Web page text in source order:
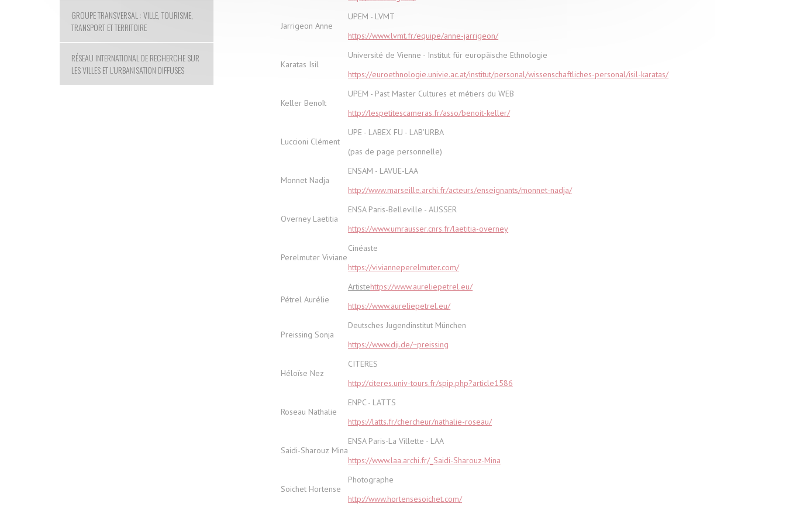
GROUPE TRANSVERSAL : VILLE, TOURISME,
TRANSPORT ET TERRITOIRE
RÉSEAU INTERNATIONAL DE RECHERCHE SUR
LES VILLES ET L’URBANISATION DIFFUSES
Jarrigeon Anne
UPEM - LVMT
https://www.lvmt.fr/equipe/anne-jarrigeon/
Karatas Isil
Université de Vienne - Institut für europäische Ethnologie
https://euroethnologie.univie.ac.at/institut/personal/wissenschaftliches-personal/isil-karatas/
Keller Benoît
UPEM - Past Master Cultures et métiers du WEB
http://lespetitescameras.fr/asso/benoit-keller/
Luccioni Clément
UPE - LABEX FU - LAB'URBA
(pas de page personnelle)
Monnet Nadja
ENSAM - LAVUE-LAA
http://www.marseille.archi.fr/acteurs/enseignants/monnet-nadja/
Overney Laetitia
ENSA Paris-Belleville - AUSSER
https://www.umrausser.cnrs.fr/laetitia-overney
Perelmuter Viviane
Cinéaste
https://vivianneperelmuter.com/
Pétrel Aurélie
Artistehttps://www.aureliepetrel.eu/
https://www.aureliepetrel.eu/
Preissing Sonja
Deutsches Jugendinstitut München
https://www.dji.de/~preissing
Héloïse Nez
CITERES
http://citeres.univ-tours.fr/spip.php?article1586
Roseau Nathalie
ENPC - LATTS
https://latts.fr/chercheur/nathalie-roseau/
Saidi-Sharouz Mina
ENSA Paris-La Villette - LAA
https://www.laa.archi.fr/_Saidi-Sharouz-Mina
Soichet Hortense
Photographe
http://www.hortensesoichet.com/